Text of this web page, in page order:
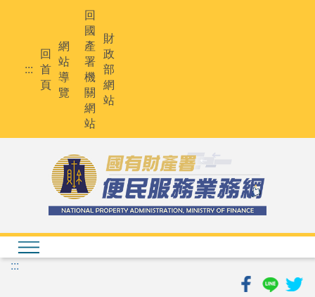
:::
回
首
頁
網
站
導
覽
回
國
產
署
機
關
網
站
財
政
部
網
站
:::